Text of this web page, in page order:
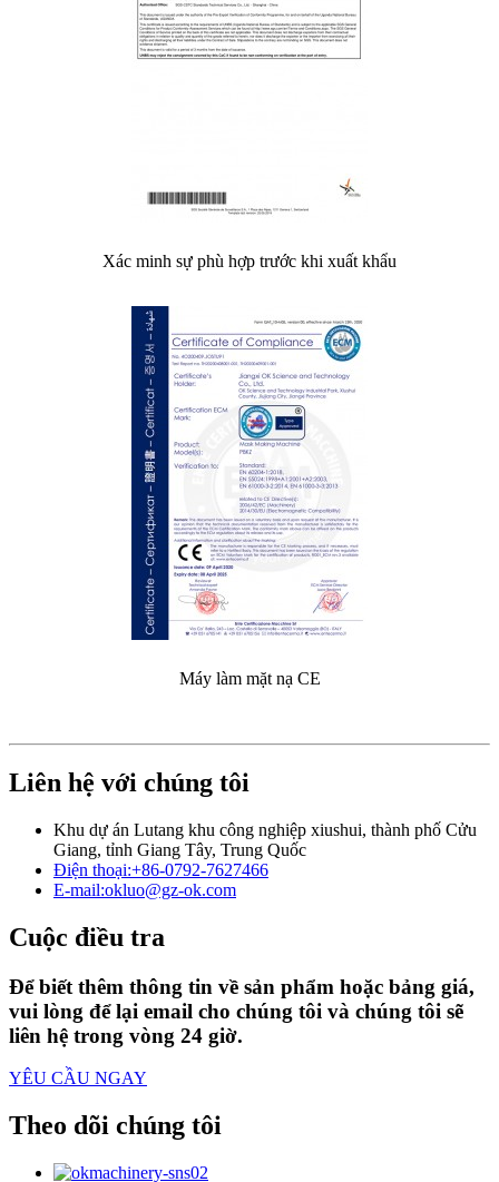
Xác minh sự phù hợp trước khi xuất khẩu
Máy làm mặt nạ CE
Liên hệ với chúng tôi
Khu dự án Lutang khu công nghiệp xiushui, thành phố Cửu
Giang, tỉnh Giang Tây, Trung Quốc
Điện thoại:+86-0792-7627466
E-mail:okluo@gz-ok.com
Cuộc điều tra
Để biết thêm thông tin về sản phẩm hoặc bảng giá,
vui lòng để lại email cho chúng tôi và chúng tôi sẽ
liên hệ trong vòng 24 giờ.
YÊU CẦU NGAY
Theo dõi chúng tôi